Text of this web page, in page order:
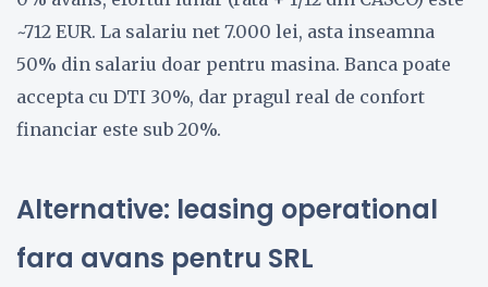
~712 EUR. La salariu net 7.000 lei, asta inseamna
50% din salariu doar pentru masina. Banca poate
accepta cu DTI 30%, dar pragul real de confort
financiar este sub 20%.
Alternative: leasing operational
fara avans pentru SRL